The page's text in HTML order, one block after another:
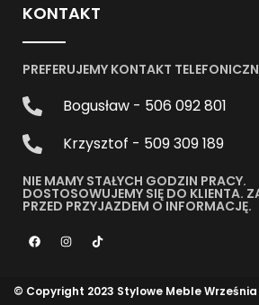
KONTAKT
PREFERUJEMY KONTAKT
Bogusław - 506 092 801
Krzysztof - 509 309 189
NIE MAMY STAŁYCH GODZIN PRACY.
DOSTOSOWUJEMY SIĘ DO KLIENTA.
PRZED PRZYJAZDEM O INFORMACJĘ.
© Copyright 2023 Stylowe Meble Września |